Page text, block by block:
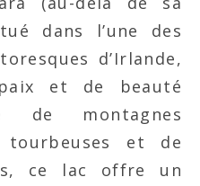
dans l’une des
d’Irlande,
et de beauté
de montagnes
tourbeuses et de
ce lac offre un